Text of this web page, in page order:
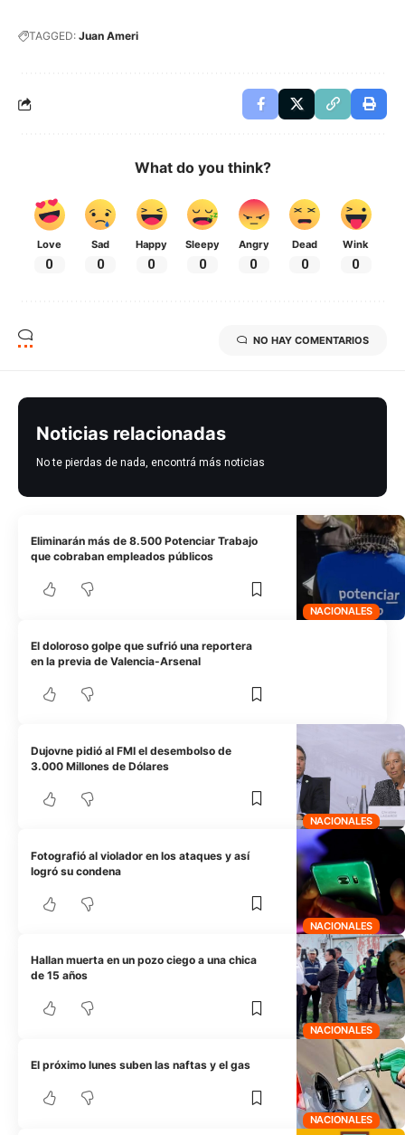
TAGGED: Juan Ameri
What do you think?
Love
0
Sad
0
Happy
0
Sleepy
0
Angry
0
Dead
0
Wink
0
NO HAY COMENTARIOS
Noticias relacionadas
No te pierdas de nada, encontrá más noticias
NACIONALES
Eliminarán más de 8.500 Potenciar Trabajo
que cobraban empleados públicos
El doloroso golpe que sufrió una reportera
en la previa de Valencia-Arsenal
NACIONALES
Dujovne pidió al FMI el desembolso de
3.000 Millones de Dólares
NACIONALES
Fotografió al violador en los ataques y así
logró su condena
NACIONALES
Hallan muerta en un pozo ciego a una chica
de 15 años
NACIONALES
El próximo lunes suben las naftas y el gas